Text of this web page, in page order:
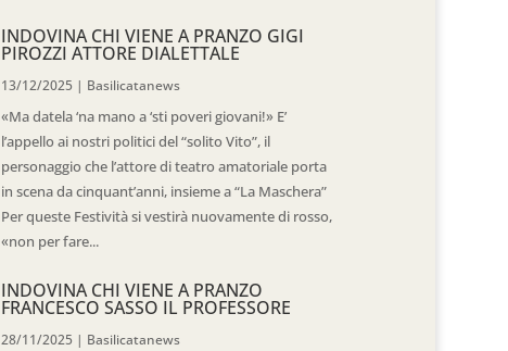
INDOVINA CHI VIENE A PRANZO GIGI
PIROZZI ATTORE DIALETTALE
13/12/2025 | Basilicatanews
«Ma datela ‘na mano a ‘sti poveri giovani!» E’
l’appello ai nostri politici del “solito Vito”, il
personaggio che l’attore di teatro amatoriale porta
in scena da cinquant’anni, insieme a “La Maschera”
Per queste Festività si vestirà nuovamente di rosso,
«non per fare...
INDOVINA CHI VIENE A PRANZO
FRANCESCO SASSO IL PROFESSORE
28/11/2025 | Basilicatanews